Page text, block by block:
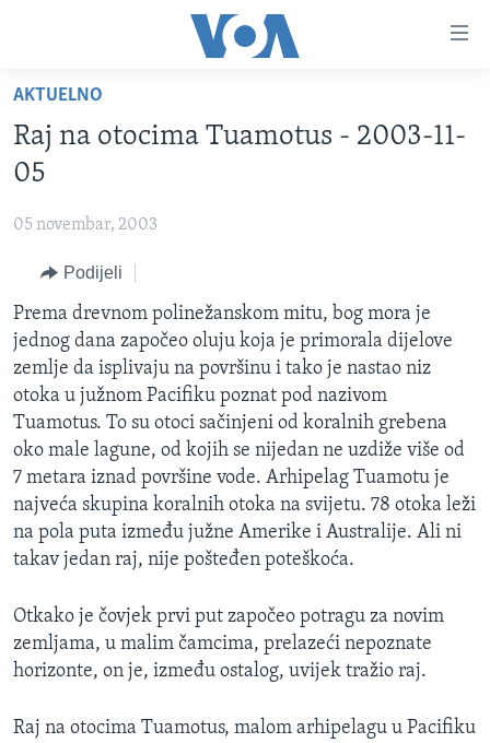
glavni
sadržaj
Pređi
na
glavnu
pretragu
VIDEO
VIJESTI
SJEDINJENE AMERIČKE DRŽAVE
BOSNA I HERCEGOVINA
SVIJET
NAUKA I TEHNOLOGIJA
SPECIJALNI PROJEKTI
KORUPCIJA
SLOBODA MEDIJA
ŽENSKA STRANA
IZBJEGLIČKA STRANA
MAGAZIN
O GLASU AMERIKE
Learning English
PRATITE NAS
AKTUELNO
Raj na otocima Tuamotus - 2003-11-
05
05 novembar, 2003
Podijeli
Prema drevnom polinežanskom mitu, bog mora je
jednog dana započeo oluju koja je primorala dijelove
zemlje da isplivaju na površinu i tako je nastao niz
otoka u južnom Pacifiku poznat pod nazivom
Tuamotus. To su otoci sačinjeni od koralnih grebena
oko male lagune, od kojih se nijedan ne uzdiže više od
7 metara iznad površine vode. Arhipelag Tuamotu je
najveća skupina koralnih otoka na svijetu. 78 otoka leži
na pola puta između južne Amerike i Australije. Ali ni
takav jedan raj, nije pošteđen poteškoća.
Otkako je čovjek prvi put započeo potragu za novim
zemljama, u malim čamcima, prelazeći nepoznate
horizonte, on je, između ostalog, uvijek tražio raj.
Raj na otocima Tuamotus, malom arhipelagu u Pacifiku